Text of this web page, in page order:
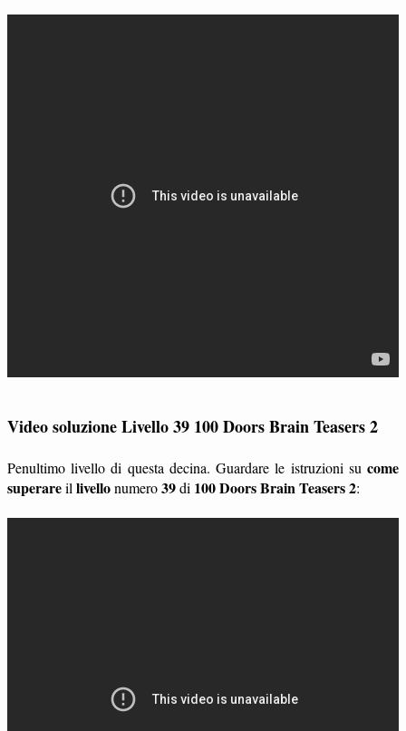
Video soluzione Livello 39 100 Doors Brain Teasers 2
Penultimo livello di questa decina. Guardare le istruzioni su come
superareil livellonumero39di 100 Doors Brain Teasers 2: